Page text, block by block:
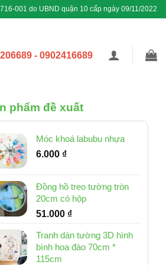
001 do UBND quận 10 cấp ngày 09/11/2022
- 0902416689
phẩm đề xuất
Móc khoá labubu nhựa
6.000 ₫
Đồng hồ treo tường tròn
20cm có hộp
51.000 ₫
Tranh dán tường 3D hình
bình hoa đào 70cm *
115cm